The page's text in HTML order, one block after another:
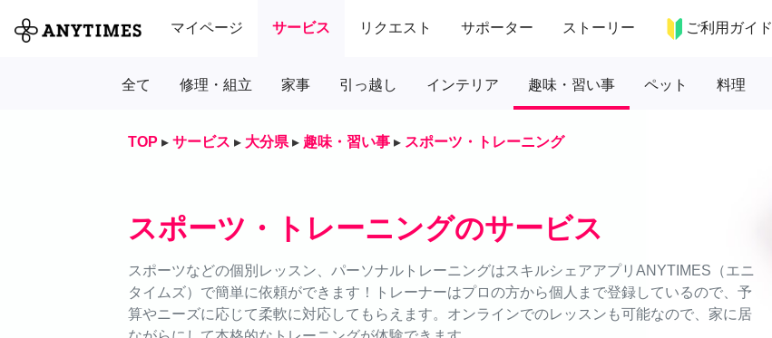
マイページ サービス リクエスト サポーター ストーリー ご利用ガイド
全て 修理・組立 家事 引っ越し インテリア 趣味・習い事 ペット 料理
TOP ▸ サービス ▸ 大分県 ▸ 趣味・習い事 ▸ スポーツ・トレーニング
スポーツ・トレーニングのサービス
スポーツなどの個別レッスン、パーソナルトレーニングはスキルシェアアプリANYTIMES（エニ
タイムズ）で簡単に依頼ができます！トレーナーはプロの方から個人まで登録しているので、予
算やニーズに応じて柔軟に対応してもらえます。オンラインでのレッスンも可能なので、家に居